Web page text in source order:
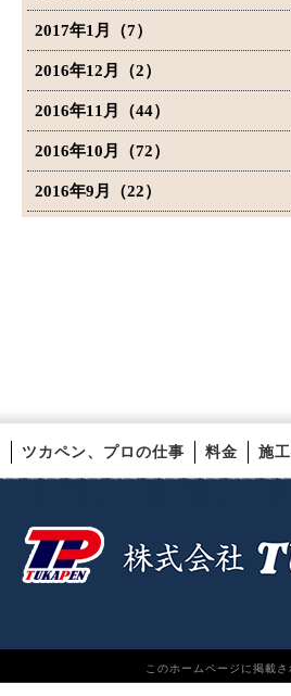
2017年1月（7）
2016年12月（2）
2016年11月（44）
2016年10月（72）
2016年9月（22）
ツカペン、プロの仕事 料金 施
このホームページに掲載